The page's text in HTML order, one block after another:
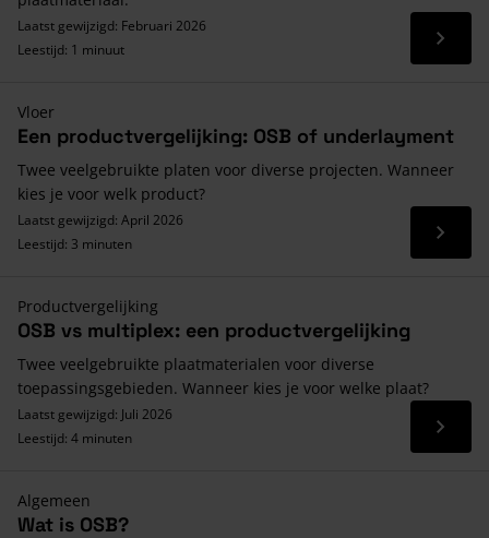
Laatst gewijzigd: Februari 2026
Leestijd: 1 minuut
Lees
Vloer
Een productvergelijking: OSB of underlayment
Twee veelgebruikte platen voor diverse projecten. Wanneer
kies je voor welk product?
Laatst gewijzigd: April 2026
Leestijd: 3 minuten
Lees
Productvergelijking
OSB vs multiplex: een productvergelijking
Twee veelgebruikte plaatmaterialen voor diverse
toepassingsgebieden. Wanneer kies je voor welke plaat?
Laatst gewijzigd: Juli 2026
Leestijd: 4 minuten
Lees
Algemeen
Wat is OSB?